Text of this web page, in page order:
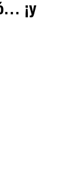
¡y